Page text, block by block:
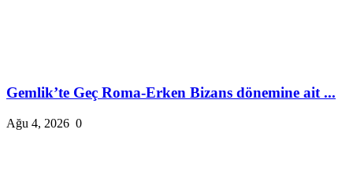
Gemlik’te Geç Roma-Erken Bizans dönemine ait ...
Ağu 4, 2026 0